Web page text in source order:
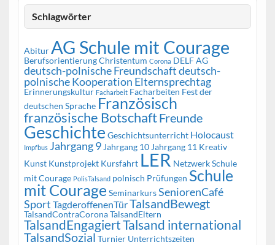
Schlagwörter
Abitur AG Schule mit Courage
BerufsorientierungChristentum Corona DELF AG
deutsch-polnische Freundschaftdeutsch-
polnische Kooperation Elternsprechtag
Erinnerungskultur Facharbeit Facharbeiten Fest der
deutschen Sprache Französisch
französische BotschaftFreunde
Geschichte Geschichtsunterricht Holocaust
Impfbus Jahrgang 9 Jahrgang 10 Jahrgang 11 Kreativ
Kunst Kunstprojekt Kursfahrt LER Netzwerk Schule
mit Courage PolisTalsand polnisch Prüfungen Schule
mit Courage SeminarkursSeniorenCafé
Sport TagderoffenenTürTalsandBewegt
TalsandContraCoronaTalsandEltern
TalsandEngagiertTalsand international
TalsandSozial Turnier Unterrichtszeiten